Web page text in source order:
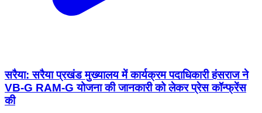
सरैया: सरैया प्रखंड मुख्यालय में कार्यक्रम पदाधिकारी हंसराज ने
VB-G RAM-G योजना की जानकारी को लेकर प्रेस कॉन्फ्रेंस
की